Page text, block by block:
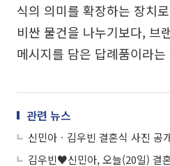
식의 의미를 확장하는 장치
비싼 물건을 나누기보다, 브
메시지를 담은 답례품이라는
관련 뉴스